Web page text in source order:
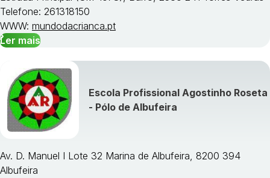
Telefone: 261318150
WWW: mundodacrianca.pt
Ler mais
Escola Profissional Agostinho Roseta
- Pólo de Albufeira
Av. D. Manuel I Lote 32 Marina de Albufeira, 8200 394
Albufeira